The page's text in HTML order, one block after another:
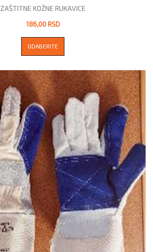
ZAŠTITNE KOŽNE RUKAVICE
186,00 RSD
ODABERITE